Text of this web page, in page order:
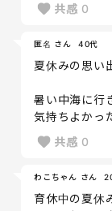
共感 0
匿名 さん 40代
夏休みの思い
暑い中海に行
気持ちよかっ
共感 0
わこちゃん さん
育休中の夏休